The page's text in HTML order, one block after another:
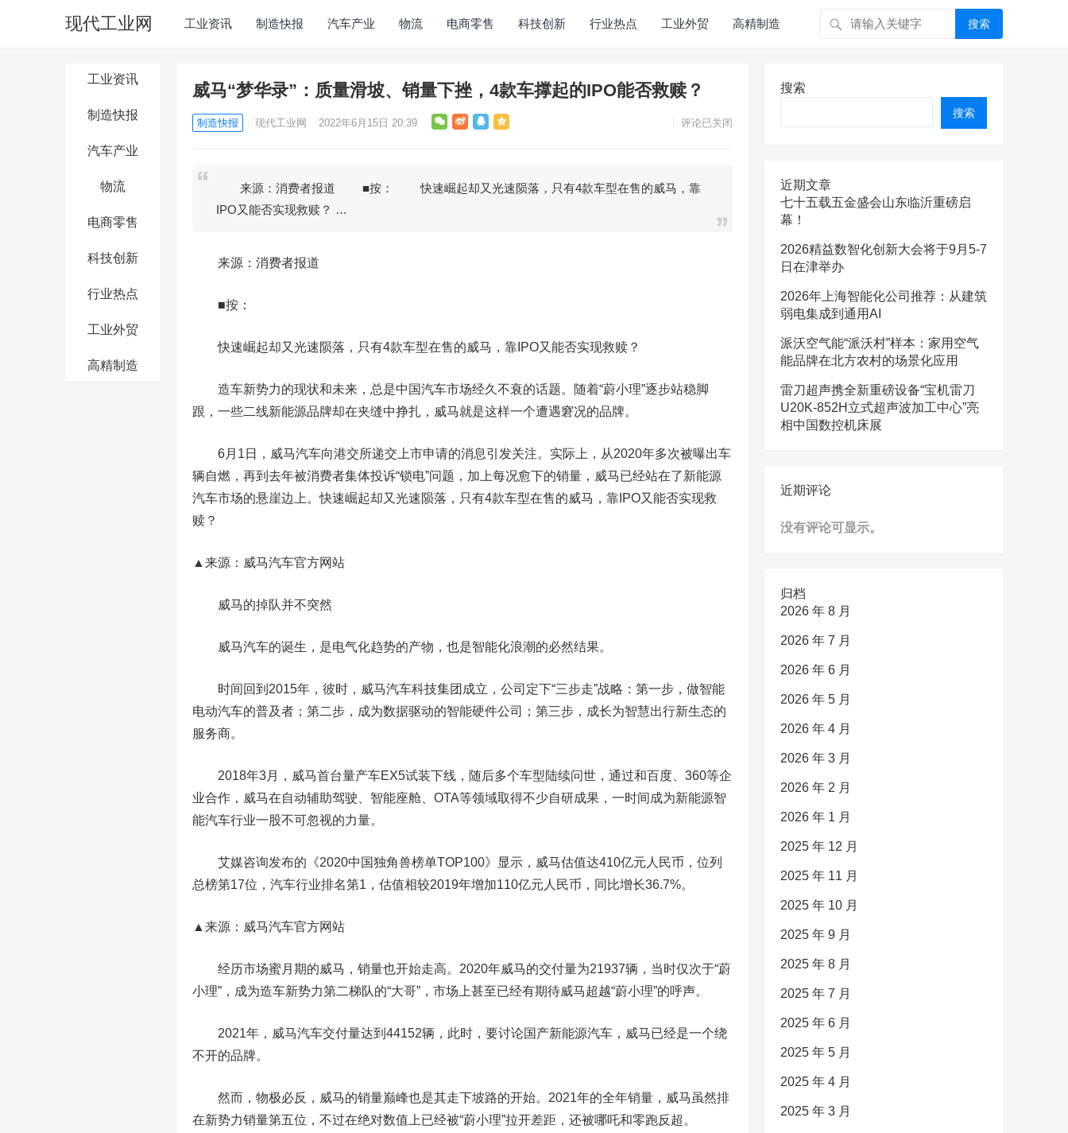
现代工业网 工业资讯 制造快报 汽车产业 物流 电商零售 科技创新 行业热点 工业外贸 高精制造 搜索
工业资讯
制造快报
汽车产业
物流
电商零售
科技创新
行业热点
工业外贸
高精制造
威马“梦华录”：质量滑坡、销量下挫，4款车撑起的IPO能否救赎？
制造快报 现代工业网 2022年6月15日 20:39 评论已关闭
来源：消费者报道 ■按： 快速崛起却又光速陨落，只有4款车型在售的威马，靠
IPO又能否实现救赎？ …
来源：消费者报道
■按：
快速崛起却又光速陨落，只有4款车型在售的威马，靠IPO又能否实现救赎？
造车新势力的现状和未来，总是中国汽车市场经久不衰的话题。随着“蔚小理”逐步站稳脚
跟，一些二线新能源品牌却在夹缝中挣扎，威马就是这样一个遭遇窘况的品牌。
6月1日，威马汽车向港交所递交上市申请的消息引发关注。实际上，从2020年多次被曝出车
辆自燃，再到去年被消费者集体投诉“锁电”问题，加上每况愈下的销量，威马已经站在了新能源
汽车市场的悬崖边上。快速崛起却又光速陨落，只有4款车型在售的威马，靠IPO又能否实现救
赎？
▲来源：威马汽车官方网站
威马的掉队并不突然
威马汽车的诞生，是电气化趋势的产物，也是智能化浪潮的必然结果。
时间回到2015年，彼时，威马汽车科技集团成立，公司定下“三步走”战略：第一步，做智能
电动汽车的普及者；第二步，成为数据驱动的智能硬件公司；第三步，成长为智慧出行新生态的
服务商。
2018年3月，威马首台量产车EX5试装下线，随后多个车型陆续问世，通过和百度、360等企
业合作，威马在自动辅助驾驶、智能座舱、OTA等领域取得不少自研成果，一时间成为新能源智
能汽车行业一股不可忽视的力量。
艾媒咨询发布的《2020中国独角兽榜单TOP100》显示，威马估值达410亿元人民币，位列
总榜第17位，汽车行业排名第1，估值相较2019年增加110亿元人民币，同比增长36.7%。
▲来源：威马汽车官方网站
经历市场蜜月期的威马，销量也开始走高。2020年威马的交付量为21937辆，当时仅次于“蔚
小理”，成为造车新势力第二梯队的“大哥”，市场上甚至已经有期待威马超越“蔚小理”的呼声。
2021年，威马汽车交付量达到44152辆，此时，要讨论国产新能源汽车，威马已经是一个绕
不开的品牌。
然而，物极必反， 威马的销量巅峰也是其走下坡路的开始。2021年的全年销量，威马虽然排
在新势力销量第五位，不过在绝对数值上已经被“蔚小理”拉开差距，还被哪吒和零跑反超。
搜索
搜索
近期文章
七十五载五金盛会山东临沂重磅启
幕！
2026精益数智化创新大会将于9月5-7
日在津举办
2026年上海智能化公司推荐：从建筑
弱电集成到通用AI
派沃空气能“派沃村”样本：家用空气
能品牌在北方农村的场景化应用
雷刀超声携全新重磅设备“宝机雷刀
U20K-852H立式超声波加工中心”亮
相中国数控机床展
近期评论
没有评论可显示。
归档
2026 年 8 月
2026 年 7 月
2026 年 6 月
2026 年 5 月
2026 年 4 月
2026 年 3 月
2026 年 2 月
2026 年 1 月
2025 年 12 月
2025 年 11 月
2025 年 10 月
2025 年 9 月
2025 年 8 月
2025 年 7 月
2025 年 6 月
2025 年 5 月
2025 年 4 月
2025 年 3 月